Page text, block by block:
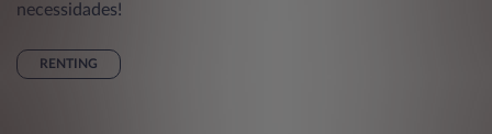
necessidades!
RENTING